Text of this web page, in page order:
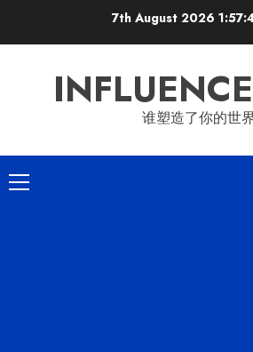
7th August 2026
谁塑造了你的世
Primary